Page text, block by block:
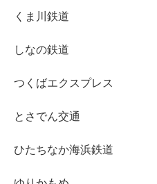
くま川鉄道
しなの鉄道
つくばエクスプレス
とさでん交通
ひたちなか海浜鉄道